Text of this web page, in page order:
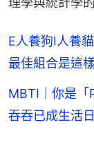
E人養狗I人養
最佳組合是這
MBTI｜你是
吞吞已成生活